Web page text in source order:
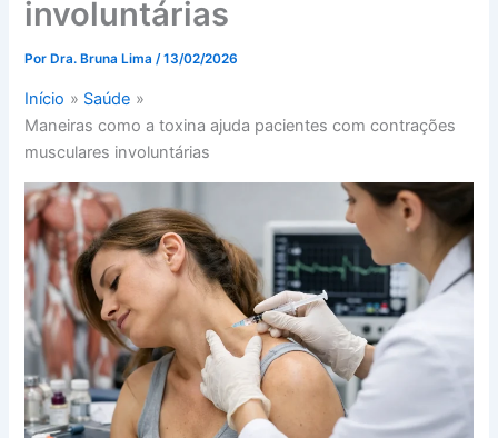
involuntárias
PorDra. Bruna Lima /13/02/2026
Início
Saúde
Maneiras como a toxina ajuda pacientes com contrações
musculares involuntárias